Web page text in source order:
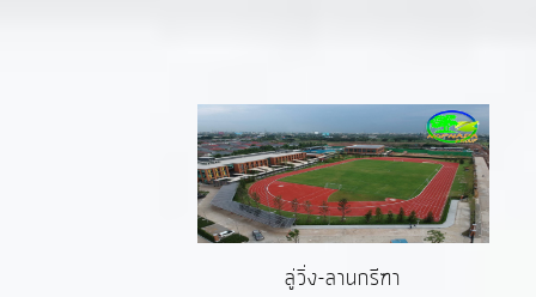
ลู่วิ่ง-ลานกรีฑา